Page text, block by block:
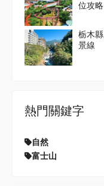
位攻
栃木
景線
熱門關鍵字
自然
富士山